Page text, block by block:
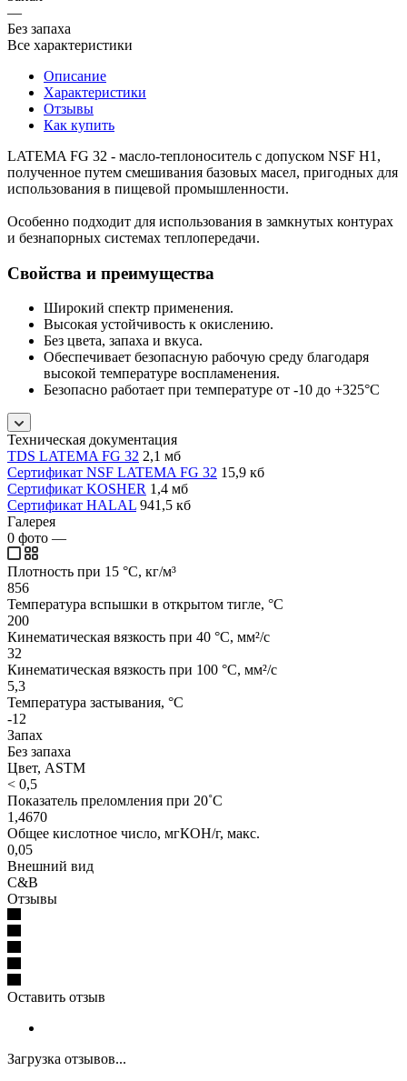
—
Без запаха
Все характеристики
Описание
Характеристики
Отзывы
Как купить
LATEMA FG 32 - масло-теплоноситель с допуском NSF H1,
полученное путем смешивания базовых масел, пригодных для
использования в пищевой промышленности.
Особенно подходит для использования в замкнутых контурах
и безнапорных системах теплопередачи.
Свойства и преимущества
Широкий спектр применения.
Высокая устойчивость к окислению.
Без цвета, запаха и вкуса.
Обеспечивает безопасную рабочую среду благодаря
высокой температуре воспламенения.
Безопасно работает при температуре от -10 до +325°С
Техническая документация
TDS LATEMA FG 32 2,1 мб
Сертификат NSF LATEMA FG 32 15,9 кб
Сертификат KOSHER 1,4 мб
Сертификат HALAL 941,5 кб
Галерея
0 фото —
Плотность при 15 °C, кг/м³
856
Температура вспышки в открытом тигле, °C
200
Кинематическая вязкость при 40 °C, мм²/с
32
Кинематическая вязкость при 100 °C, мм²/с
5,3
Температура застывания, °C
-12
Запах
Без запаха
Цвет, ASTM
< 0,5
Показатель преломления при 20˚C
1,4670
Общее кислотное число, мгКОН/г, макс.
0,05
Внешний вид
C&B
Отзывы
Оставить отзыв
Загрузка отзывов...